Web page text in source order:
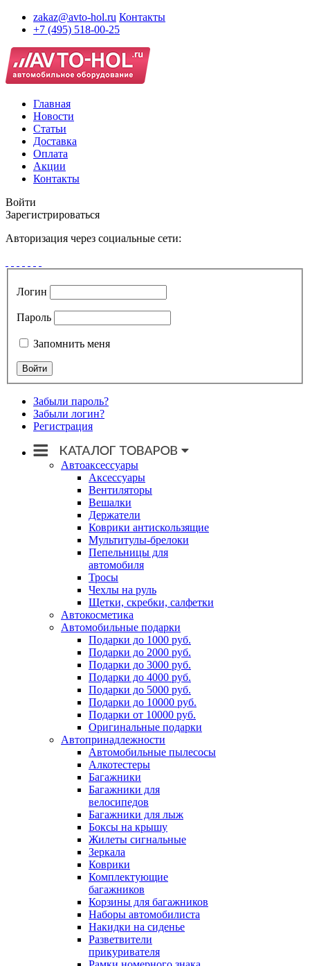
zakaz@avto-hol.ru Контакты
+7 (495) 518-00-25
Главная
Новости
Статьи
Доставка
Оплата
Акции
Контакты
Войти
Зарегистрироваться
Авторизация через социальные сети:
Логин
Пароль
Запомнить меня
Забыли пароль?
Забыли логин?
Регистрация
Автоаксессуары
Аксессуары
Вентиляторы
Вешалки
Держатели
Коврики антискользящие
Мультитулы-брелоки
Пепельницы для
автомобиля
Тросы
Чехлы на руль
Щетки, скребки, салфетки
Автокосметика
Автомобильные подарки
Подарки до 1000 руб.
Подарки до 2000 руб.
Подарки до 3000 руб.
Подарки до 4000 руб.
Подарки до 5000 руб.
Подарки до 10000 руб.
Подарки от 10000 руб.
Оригинальные подарки
Автопринадлежности
Автомобильные пылесосы
Алкотестеры
Багажники
Багажники для
велосипедов
Багажники для лыж
Боксы на крышу
Жилеты сигнальные
Зеркала
Коврики
Комплектующие
багажников
Корзины для багажников
Наборы автомобилиста
Накидки на сиденье
Разветвители
прикуривателя